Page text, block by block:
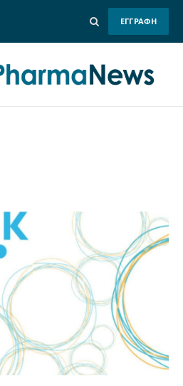
ΕΓΓΡΑΦΗ